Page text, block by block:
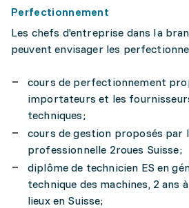
Perfectionnement
Les chefs d'entreprise dans Ia
peuvent envisager les
cours de perfectionnement
importateurs et les
techniques;
cours de gestion proposés par
professionnelle 2roues Suisse;
diplôme de technicien ES en
technique des machines, 2 ans
lieux en Suisse;